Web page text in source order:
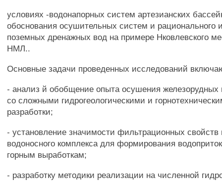
условиях -водонапорных систем артезианских
обоснования осушительных систем и рационального
поземных дренажных вод на примере Нковлевского
НМЛ..
Основные задачи проведенных исследований
- анализ й обобщение опыта осушения железорудных
со сложными гидрогеологическими и
разработки;
- установление значимости фильтрационных свойств
водоносного комплекса для формирования
горным выработкам;
- разработку методики реализации на численной